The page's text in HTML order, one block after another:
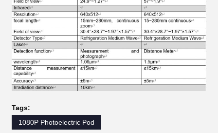
Tags:
1080P Photoelectric Pod